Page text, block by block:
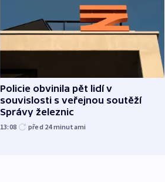
Policie obvinila pět lidí v
souvislosti s veřejnou soutěží
Správy železnic
13:08 před 24minutami